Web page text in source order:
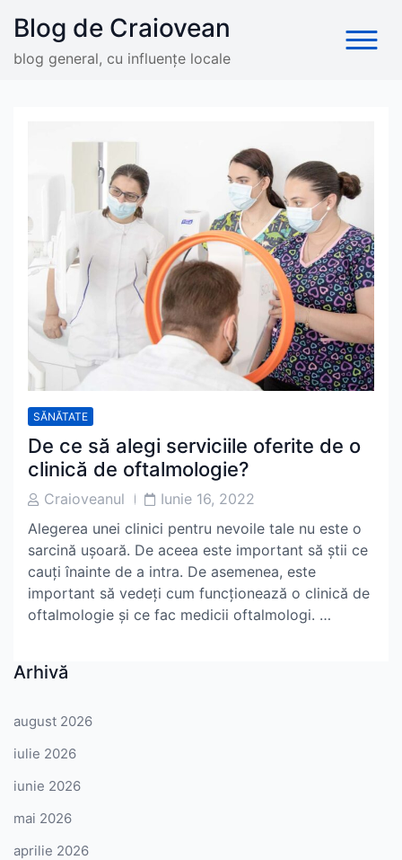
content
Blog de Craiovean
blog general, cu influențe locale
SĂNĂTATE
De ce să alegi serviciile oferite de o
clinică de oftalmologie?
PostCraioveanul
PostIunie 16, 2022
Alegerea unei clinici pentru nevoile tale nu este o
sarcină ușoară. De aceea este important să știi ce
cauți înainte de a intra. De asemenea, este
important să vedeți cum funcționează o clinică de
oftalmologie și ce fac medicii oftalmologi. …
Arhivă
august 2026
iulie 2026
iunie 2026
mai 2026
aprilie 2026